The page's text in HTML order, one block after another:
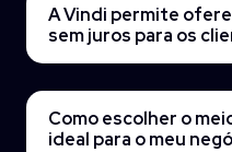
A Vindi permite
sem juros para os
Como escolher o
ideal para o meu